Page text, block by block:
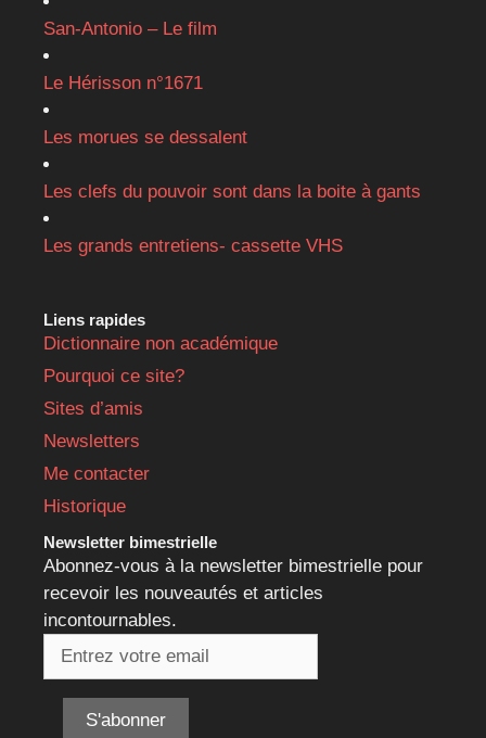
San-Antonio – Le film
Le Hérisson n°1671
Les morues se dessalent
Les clefs du pouvoir sont dans la boite à gants
Les grands entretiens- cassette VHS
Liens rapides
Dictionnaire non académique
Pourquoi ce site?
Sites d’amis
Newsletters
Me contacter
Historique
Newsletter bimestrielle
Abonnez-vous à la newsletter bimestrielle pour
recevoir les nouveautés et articles
incontournables.